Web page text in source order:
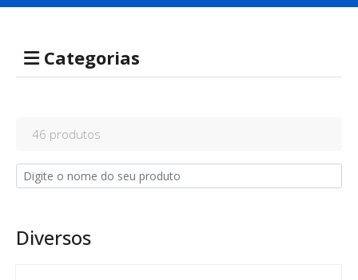
Categorias
46 produtos
Diversos